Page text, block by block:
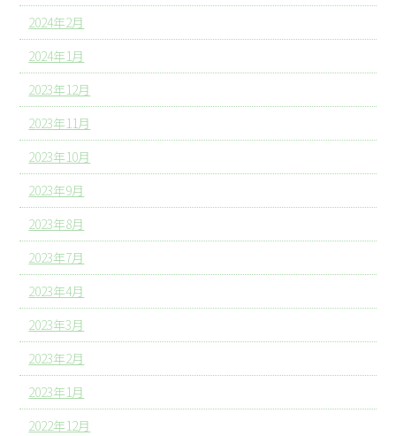
2024年2月
2024年1月
2023年12月
2023年11月
2023年10月
2023年9月
2023年8月
2023年7月
2023年4月
2023年3月
2023年2月
2023年1月
2022年12月